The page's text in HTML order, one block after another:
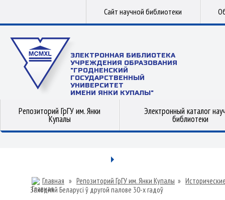
Сайт научной библиотеки
ЭЛЕКТРОННАЯ БИБЛИОТЕКА
УЧРЕЖДЕНИЯ ОБРАЗОВАНИЯ
"ГРОДНЕНСКИЙ
ГОСУДАРСТВЕННЫЙ
УНИВЕРСИТЕТ
ИМЕНИ ЯНКИ КУПАЛЫ"
Репозиторий ГрГУ им. Янки
Купалы
Электронный каталог
библиотеки
Главная » Репозиторий ГрГУ им. Янки Купалы »
Заходняй Беларусі ў другой палове 30-х гадоў